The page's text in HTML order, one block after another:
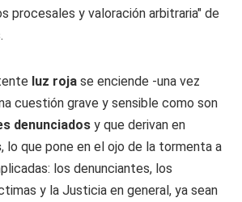
procesales y valoración arbitraria" de
luz roja se enciende -una vez
cuestión grave y sensible como son
denunciados y que derivan en
, lo que pone en el ojo de la tormenta a
los denunciantes, los
y la Justicia en general, ya sean